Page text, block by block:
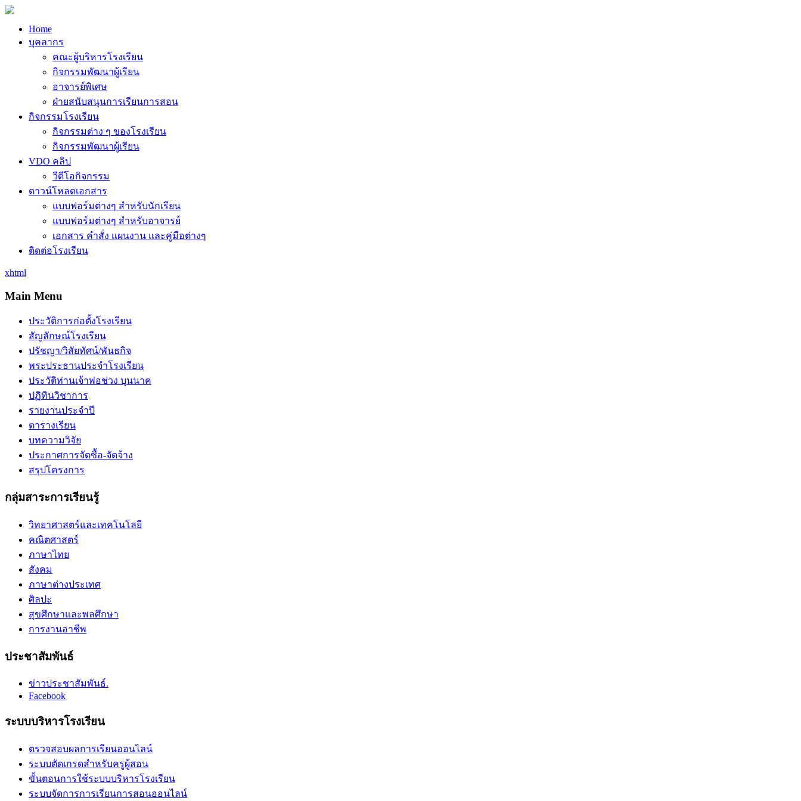
Home
บุคลากร
คณะผู้บริหารโรงเรียน
กิจกรรมพัฒนาผู้เรียน
อาจารย์พิเศษ
ฝ่ายสนับสนุนการเรียนการสอน
กิจกรรมโรงเรียน
กิจกรรมต่าง ๆ ของโรงเรียน
กิจกรรมพัฒนาผู้เรียน
VDO คลิป
วีดีโอกิจกรรม
ดาวน์โหลดเอกสาร
แบบฟอร์มต่างๆ สำหรับนักเรียน
แบบฟอร์มต่างๆ สำหรับอาจารย์
เอกสาร คำสั่ง แผนงาน และคู่มือต่างๆ
ติดต่อโรงเรียน
xhtml
Main Menu
ประวัติการก่อตั้งโรงเรียน
สัญลักษณ์โรงเรียน
ปรัชญา/วิสัยทัศน์/พันธกิจ
พระประธานประจำโรงเรียน
ประวัติท่านเจ้าพ่อช่วง บุนนาค
ปฏิทินวิชาการ
รายงานประจำปี
ตารางเรียน
บทความวิจัย
ประกาศการจัดซื้อ-จัดจ้าง
สรุปโครงการ
กลุ่มสาระการเรียนรู้
วิทยาศาสตร์และเทคโนโลยี
คณิตศาสตร์
ภาษาไทย
สังคม
ภาษาต่างประเทศ
ศิลปะ
สุขศึกษาและพลศึกษา
การงานอาชีพ
ประชาสัมพันธ์
ข่าวประชาสัมพันธ์.
Facebook
ระบบบริหารโรงเรียน
ตรวจสอบผลการเรียนออนไลน์
ระบบตัดเกรดสำหรับครูผู้สอน
ขั้นตอนการใช้ระบบบริหารโรงเรียน
ระบบจัดการการเรียนการสอนออนไลน์